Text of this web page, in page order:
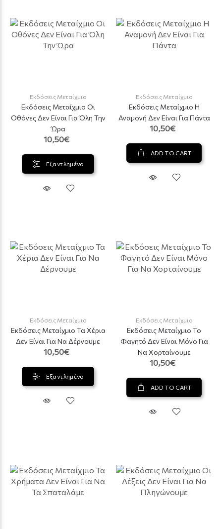
Εκδόσεις Μεταίχμιο
Εκδόσεις Μεταίχμιο Οι
Οθόνες Δεν Είναι Για Όλη Την
Ώρα
10,50€
Εξαντλημένο
Εκδόσεις Μεταίχμιο
Εκδόσεις Μεταίχμιο Η
Αναμονή Δεν Είναι Για Πάντα
10,50€
ADD TO CART
Εκδόσεις Μεταίχμιο
Εκδόσεις Μεταίχμιο Τα Χέρια
Δεν Είναι Για Να Δέρνουμε
10,50€
Εξαντλημένο
Εκδόσεις Μεταίχμιο
Εκδόσεις Μεταίχμιο Το
Φαγητό Δεν Είναι Μόνο Για
Να Χορταίνουμε
10,50€
ADD TO CART